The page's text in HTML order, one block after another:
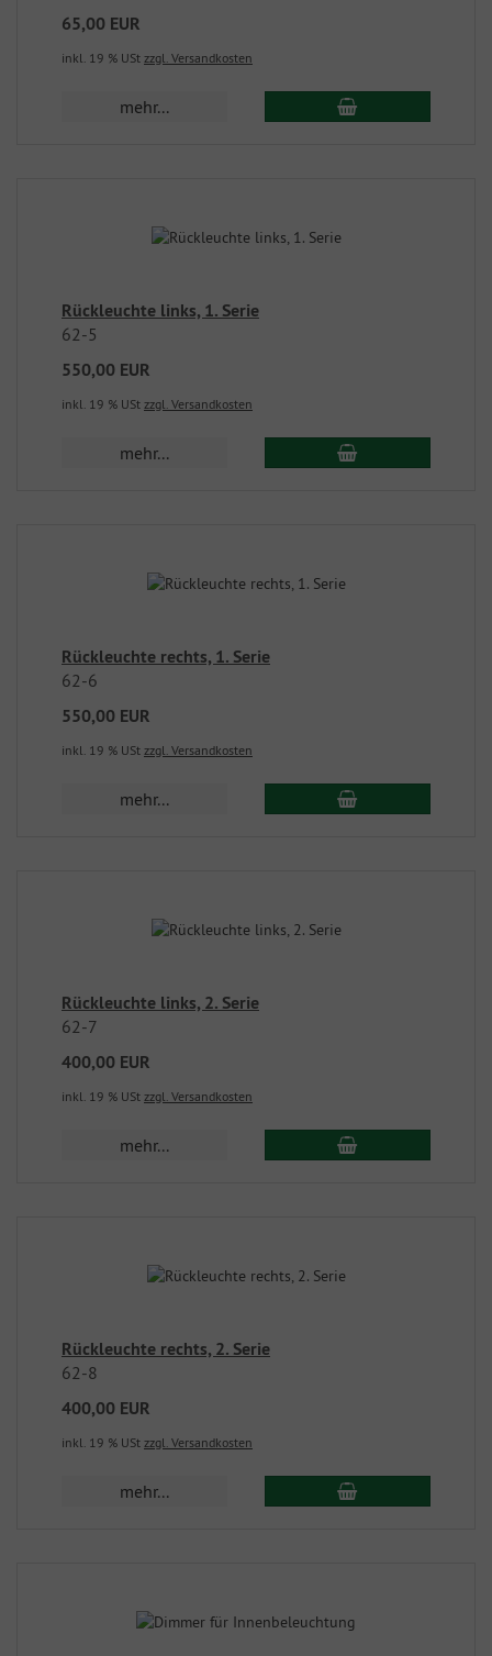
65,00 EUR
inkl. 19 % USt zzgl. Versandkosten
mehr...
Rückleuchte links, 1. Serie
62-5
550,00 EUR
inkl. 19 % USt zzgl. Versandkosten
mehr...
Rückleuchte rechts, 1. Serie
62-6
550,00 EUR
inkl. 19 % USt zzgl. Versandkosten
mehr...
Rückleuchte links, 2. Serie
62-7
400,00 EUR
inkl. 19 % USt zzgl. Versandkosten
mehr...
Rückleuchte rechts, 2. Serie
62-8
400,00 EUR
inkl. 19 % USt zzgl. Versandkosten
mehr...